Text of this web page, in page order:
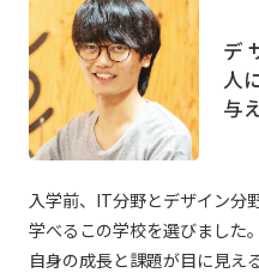
デ
人
与
入学前、IT分野とデザイン分
学べるこの学校を選びました
自身の成長と課題が目に見え